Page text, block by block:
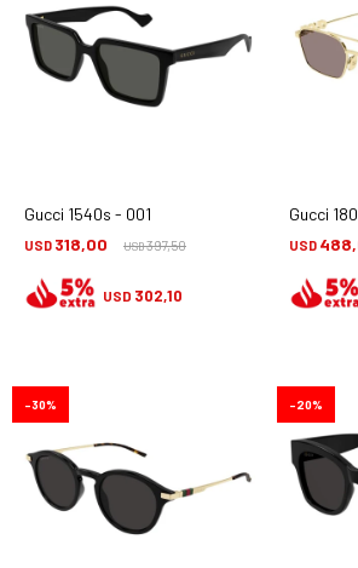
Gucci 1540s - 001
USD 318,00 USD397,50
USD 302,10
Gucci
USD
30 20